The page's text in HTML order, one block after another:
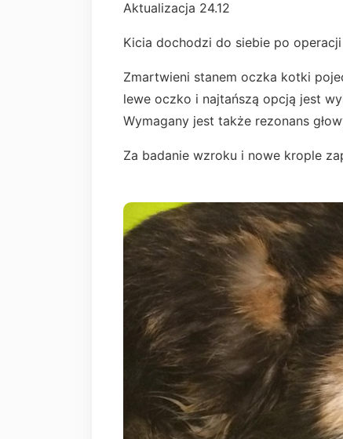
Aktualizacja 24.12
Kicia dochodzi do siebie po operacji
Zmartwieni stanem oczka kotki
lewe oczko i najtańszą opcją jest
Wymagany jest także rezonans
Za badanie wzroku i nowe krople